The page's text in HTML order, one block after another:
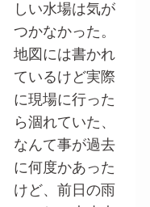
しい水場は気が
つかなかった。
地図には書かれ
ているけど実際
に現場に行った
ら涸れていた、
なんて事が過去
に何度かあった
けど、前日の雨